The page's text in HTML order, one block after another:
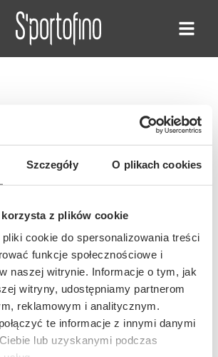
Szczegóły O plikach cookies
z plików cookie
cookie do spersonalizowania treści
funkcje społecznościowe i
naszej witrynie. Informacje o tym, jak
witryny, udostępniamy partnerom
reklamowym i analitycznym.
te informacje z innymi danymi
lub uzyskanymi podczas
Open
táto stránka neexistuje.
tejto stránky sa mohla
bola adresa zadaná